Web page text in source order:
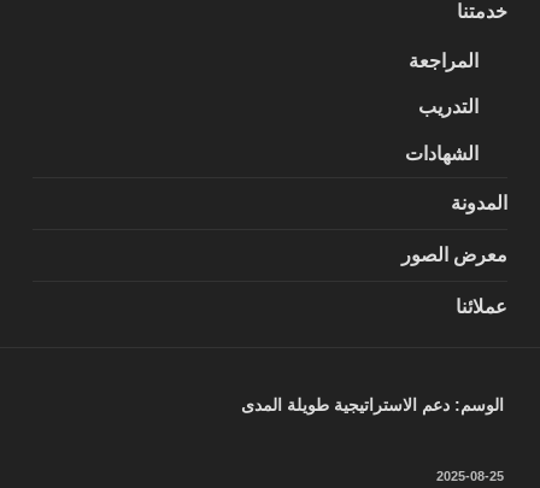
خدمتنا
المراجعة
التدريب
الشهادات
المدونة
معرض الصور
عملائنا
الوسم: دعم الاستراتيجية طويلة المدى
نُشر
2025-08-25